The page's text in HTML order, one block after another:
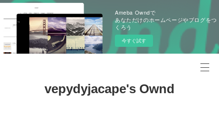
Ameba Owndで
あなただけのホームページやブログをつ
くろう
今すぐ試す
vepydyjacape's Ownd